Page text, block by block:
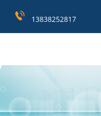
13838252817